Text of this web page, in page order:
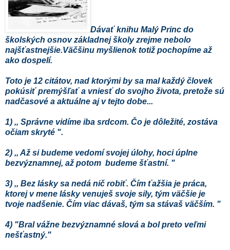
Dávať knihu Malý Princ do
školských osnov základnej školy zrejme nebolo
najšťastnejšie.Väčšinu myšlienok totiž pochopíme až
ako dospelí.
Toto je 12 citátov, nad ktorými by sa mal každý človek
pokúsiť premýšľať a vniesť do svojho života, pretože sú
nadčasové a aktuálne aj v tejto dobe...
1) ,, Správne vidíme iba srdcom. Čo je dôležité, zostáva
očiam skryté ".
2) ,, Až si budeme vedomí svojej úlohy, hoci úplne
bezvýznamnej, až potom budeme šťastní. "
3) ,, Bez lásky sa nedá nič robiť. Čím ťažšia je práca,
ktorej v mene lásky venuješ svoje sily, tým väčšie je
tvoje nadšenie. Čím viac dávaš, tým sa stávaš väčším. "
4) "Bral vážne bezvýznamné slová a bol preto veľmi
nešťastný."